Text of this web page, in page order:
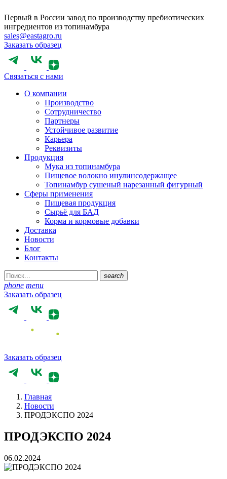
Первый в России завод по производству пребиотических
ингредиентов из топинамбура
sales@eastagro.ru
Заказать образец
Связаться с нами
О компании
Производство
Сотрудничество
Партнеры
Устойчивое развитие
Карьера
Реквизиты
Продукция
Мука из топинамбура
Пищевое волокно инулинсодержащее
Топинамбур сушеный нарезанный фигурный
Сферы применения
Пищевая продукция
Сырьё для БАД
Корма и кормовые добавки
Доставка
Новости
Блог
Контакты
search
phone menu
Заказать образец
Заказать образец
Главная
Новости
ПРОДЭКСПО 2024
ПРОДЭКСПО 2024
06.02.2024